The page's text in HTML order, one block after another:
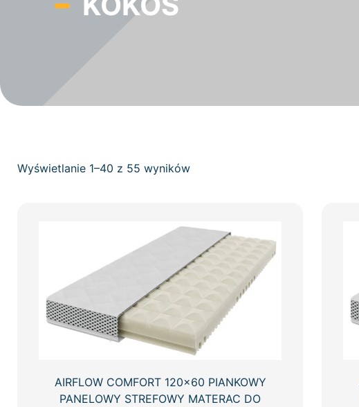
Wyświetlanie 1–40 z 55 wyników
AIRFLOW COMFORT 120×60 PIANKOWY
PANELOWY STREFOWY MATERAC DO